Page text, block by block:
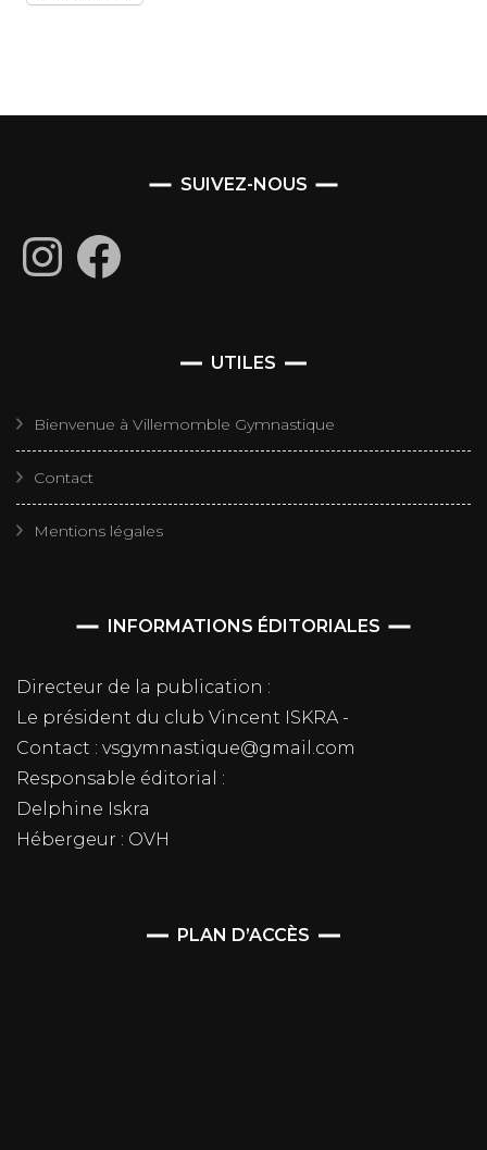
SUIVEZ-NOUS
InstagramFacebook
UTILES
Bienvenue à Villemomble Gymnastique
Contact
Mentions légales
INFORMATIONS ÉDITORIALES
Directeur de la publication :
Le président du club Vincent ISKRA -
Contact : vsgymnastique@gmail.com
Responsable éditorial :
Delphine Iskra
Hébergeur : OVH
PLAN D’ACCÈS